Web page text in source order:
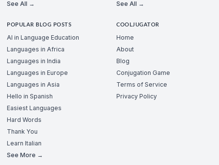
See All →
See All →
POPULAR BLOG POSTS
AI in Language Education
Languages in Africa
Languages in India
Languages in Europe
Languages in Asia
Hello in Spanish
Easiest Languages
Hard Words
Thank You
Learn Italian
See More →
COOLJUGATOR
Home
About
Blog
Conjugation Game
Terms of Service
Privacy Policy